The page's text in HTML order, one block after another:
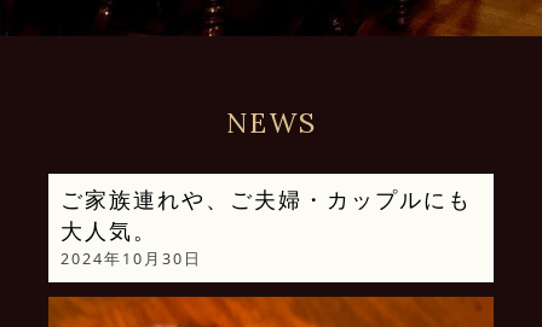
NEWS
ご家族連れや、ご夫婦・カップルにも
大人気。
2024年10月30日